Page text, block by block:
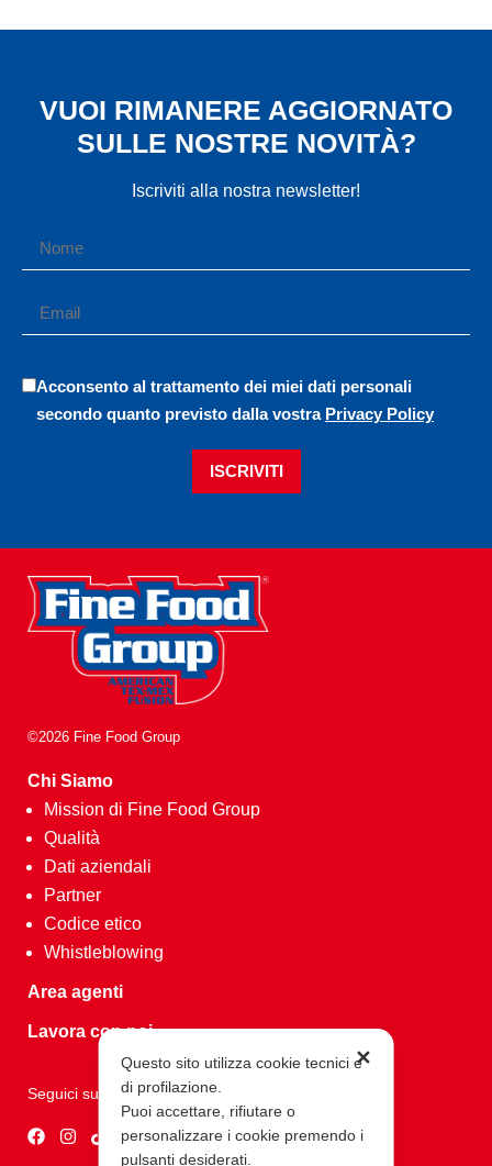
VUOI RIMANERE AGGIORNATO
SULLE NOSTRE NOVITÀ?
Iscriviti alla nostra newsletter!
Acconsento al trattamento dei miei dati personali
secondo quanto previsto dalla vostra Privacy Policy
ISCRIVITI
©2026 Fine Food Group
Chi Siamo
Mission di Fine Food Group
Qualità
Dati aziendali
Partner
Codice etico
Whistleblowing
Area agenti
Lavora con noi
Seguici su
✕
Questo sito utilizza cookie tecnici e
di profilazione.
Puoi accettare, rifiutare o
personalizzare i cookie premendo i
pulsanti desiderati.